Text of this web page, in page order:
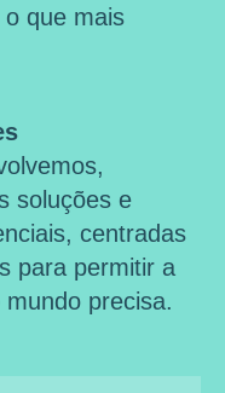
que mais
soluções e
centradas
para permitir a
precisa.